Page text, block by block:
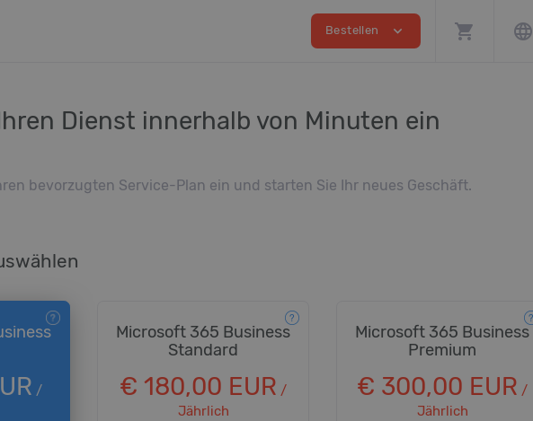
Bestellen expand_more shopping_cart language
Dienst innerhalb von Minuten ein
bevorzugten Service-Plan ein und starten Sie Ihr neues Geschäft.
/
Microsoft 365 Business
Standard
€ 180,00 EUR /
Jährlich
Microsoft 365 Business
Premium
€ 300,00 EUR /
Jährlich